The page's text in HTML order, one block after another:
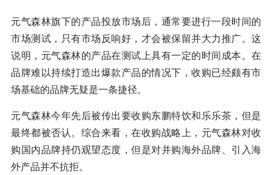
元气森林旗下的产品投放市场后，通常要进行一段时间的
市场测试，只有市场反响好，才会被保留并大力推广。这
说明，元气森林的产品在测试上具有一定的时间成本。在
品牌难以持续打造出爆款产品的情况下，收购已经颇有市
场基础的品牌无疑是一条捷径。
元气森林今年先后被传出要收购东鹏特饮和乐乐茶，但是
最终都被否认。综合来看，在收购战略上，元气森林对收
购国内品牌持仍观望态度，但是对并购海外品牌、引入海
外产品并不抗拒。